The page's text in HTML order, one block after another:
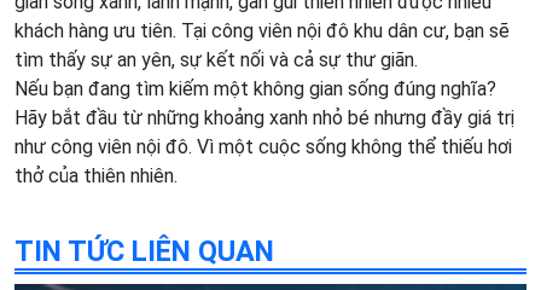
khách hàng ưu tiên. Tại công viên nội đô khu dân cư, bạn sẽ
tìm thấy sự an yên, sự kết nối và cả sự thư giãn.
Nếu bạn đang tìm kiếm một không gian sống đúng nghĩa?
Hãy bắt đầu từ những khoảng xanh nhỏ bé nhưng đầy giá trị
như công viên nội đô. Vì một cuộc sống không thể thiếu hơi
thở của thiên nhiên.
TIN TỨC LIÊN QUAN